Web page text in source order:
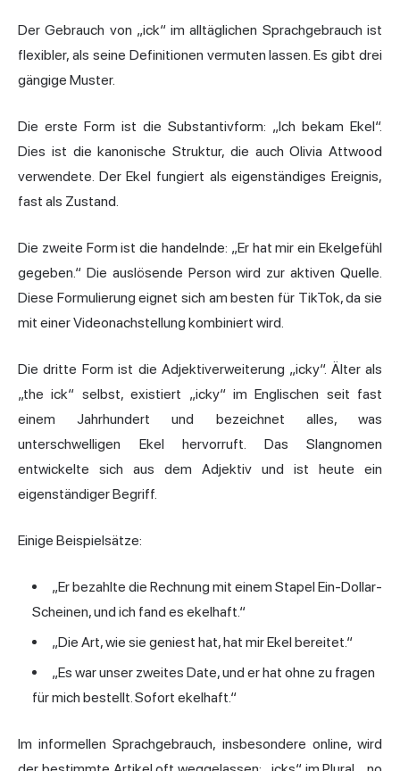
Der Gebrauch von „ick“ im alltäglichen Sprachgebrauch ist
flexibler, als seine Definitionen vermuten lassen. Es gibt drei
gängige Muster.
Die erste Form ist die Substantivform: „Ich bekam Ekel“.
Dies ist die kanonische Struktur, die auch Olivia Attwood
verwendete. Der Ekel fungiert als eigenständiges Ereignis,
fast als Zustand.
Die zweite Form ist die handelnde: „Er hat mir ein Ekelgefühl
gegeben.“ Die auslösende Person wird zur aktiven Quelle.
Diese Formulierung eignet sich am besten für TikTok, da sie
mit einer Videonachstellung kombiniert wird.
Die dritte Form ist die Adjektiverweiterung „icky“. Älter als
„the ick“ selbst, existiert „icky“ im Englischen seit fast
einem Jahrhundert und bezeichnet alles, was
unterschwelligen Ekel hervorruft. Das Slangnomen
entwickelte sich aus dem Adjektiv und ist heute ein
eigenständiger Begriff.
Einige Beispielsätze:
„Er bezahlte die Rechnung mit einem Stapel Ein-Dollar-
Scheinen, und ich fand es ekelhaft.“
„Die Art, wie sie geniest hat, hat mir Ekel bereitet.“
„Es war unser zweites Date, und er hat ohne zu fragen
für mich bestellt. Sofort ekelhaft.“
Im informellen Sprachgebrauch, insbesondere online, wird